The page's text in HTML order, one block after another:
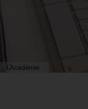
L'Académie